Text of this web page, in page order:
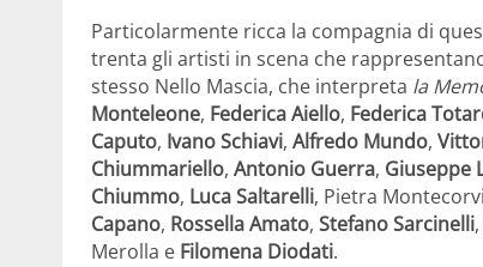
Particolarmente ricca la compagnia di
trenta gli artisti in scena che
stesso Nello Mascia, che interpreta la
Monteleone, Federica Aiello, Federica
Caputo, Ivano Schiavi, Alfredo Mundo,
Chiummariello, Antonio Guerra, Giuseppe
Chiummo, Luca Saltarelli, Pietra
Capano, Rossella Amato, Stefano Sarcinelli,
Merolla e Filomena Diodati.